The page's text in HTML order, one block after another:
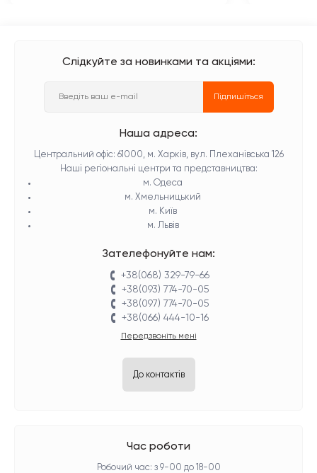
Слідкуйте за новинками та акціями:
Підпишіться
Наша адреса:
Центральний офіс: 61000, м. Харків, вул. Плеханівська 126
Наші регіональні центри та представництва:
м. Одеса
м. Хмельницький
м. Київ
м. Львів
Зателефонуйте нам:
+38(068) 329-79-66
+38(093) 774-70-05
+38(097) 774-70-05
+38(066) 444-10-16
Передзвоніть мені
До контактів
Час роботи
Робочий час: з 9-00 до 18-00